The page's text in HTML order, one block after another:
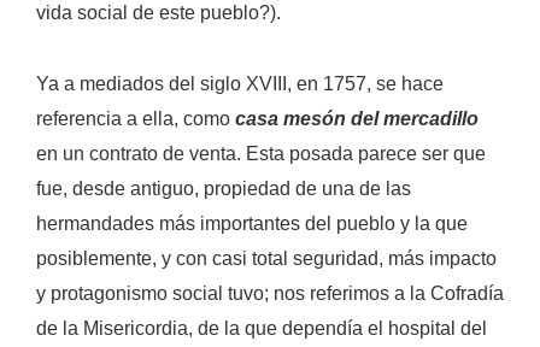
vida social de este pueblo?).
Ya a mediados del siglo XVIII, en 1757, se hace
referencia a ella, como casa mesón del mercadillo
en un contrato de venta. Esta posada parece ser que
fue, desde antiguo, propiedad de una de las
hermandades más importantes del pueblo y la que
posiblemente, y con casi total seguridad, más impacto
y protagonismo social tuvo; nos referimos a la Cofradía
de la Misericordia, de la que dependía el hospital del